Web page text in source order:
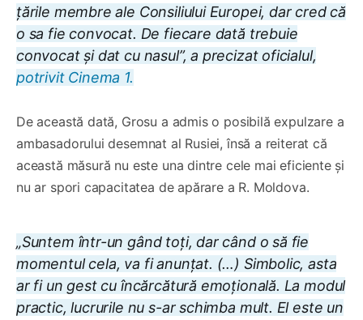
țările membre ale Consiliului Europei, dar cred că
o sa fie convocat. De fiecare dată trebuie
convocat și dat cu nasul”, a precizat oficialul,
potrivit Cinema 1.
De această dată, Grosu a admis o posibilă expulzare a
ambasadorului desemnat al Rusiei, însă a reiterat că
această măsură nu este una dintre cele mai eficiente și
nu ar spori capacitatea de apărare a R. Moldova.
„Suntem într-un gând toți, dar când o să fie
momentul cela, va fi anunțat. (…) Simbolic, asta
ar fi un gest cu încărcătură emoțională. La modul
practic, lucrurile nu s-ar schimba mult. El este un